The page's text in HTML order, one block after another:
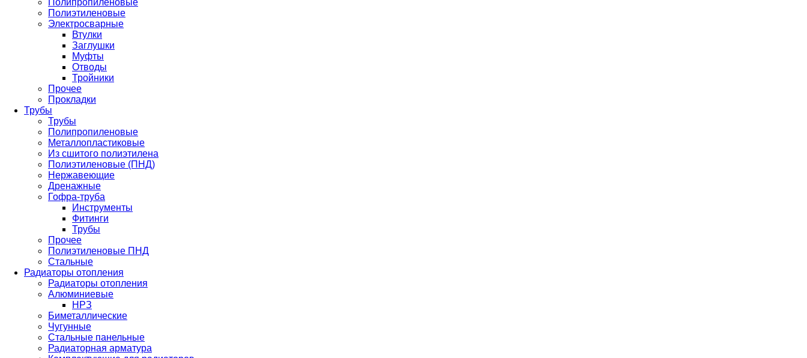
Полипропиленовые
Полиэтиленовые
Электросварные
Втулки
Заглушки
Муфты
Отводы
Тройники
Прочее
Прокладки
Трубы
Трубы
Полипропиленовые
Металлопластиковые
Из сшитого полиэтилена
Полиэтиленовые (ПНД)
Нержавеющие
Дренажные
Гофра-труба
Инструменты
Фитинги
Трубы
Прочее
Полиэтиленовые ПНД
Стальные
Радиаторы отопления
Радиаторы отопления
Алюминиевые
НРЗ
Биметаллические
Чугунные
Стальные панельные
Радиаторная арматура